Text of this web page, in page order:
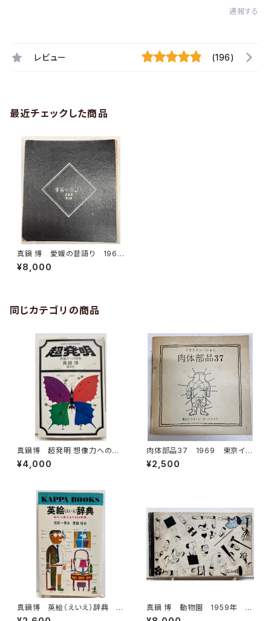
通報する
レビュー (196)
最近チェックした商品
真鍋 博 愛媛の昔語り 1960
年 初版 朝日出版
¥8,000
同じカテゴリの商品
真鍋博 超発明 想像力への挑
戦 1971年 サイン 初版
講談社
¥4,000
肉体部品37 1969 東京イラ
ストレーターズクラブ
¥2,500
真鍋博 英絵（えいえ）辞典 目
から覚える6000単語 岩田一
真鍋 博 動物園 1959年 ユ
リイカ刊